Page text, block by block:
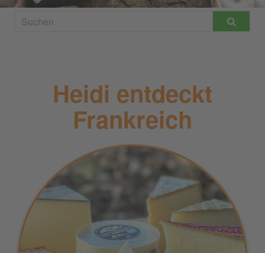
Heidi entdeckt
Frankreich